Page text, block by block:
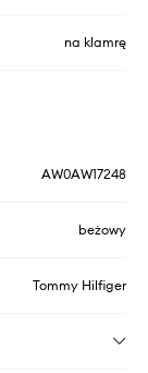
na klamrę
AW0AW17248
beżowy
Tommy Hilfiger